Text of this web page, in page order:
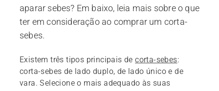
aparar sebes? Em baixo, leia mais sobre o que
ter em consideração ao comprar um corta-
sebes.
Existem três tipos principais decorta-sebes:
corta-sebes de lado duplo, de lado único e de
vara. Selecione o mais adequado às suas